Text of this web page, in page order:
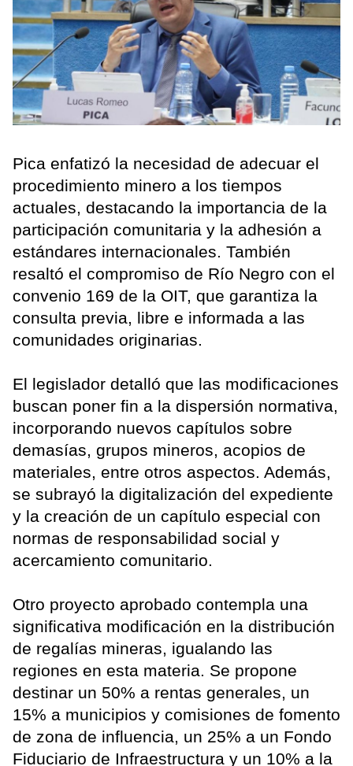
Pica enfatizó la necesidad de adecuar el
procedimiento minero a los tiempos
actuales, destacando la importancia de la
participación comunitaria y la adhesión a
estándares internacionales. También
resaltó el compromiso de Río Negro con el
convenio 169 de la OIT, que garantiza la
consulta previa, libre e informada a las
comunidades originarias.
El legislador detalló que las modificaciones
buscan poner fin a la dispersión normativa,
incorporando nuevos capítulos sobre
demasías, grupos mineros, acopios de
materiales, entre otros aspectos. Además,
se subrayó la digitalización del expediente
y la creación de un capítulo especial con
normas de responsabilidad social y
acercamiento comunitario.
Otro proyecto aprobado contempla una
significativa modificación en la distribución
de regalías mineras, igualando las
regiones en esta materia. Se propone
destinar un 50% a rentas generales, un
15% a municipios y comisiones de fomento
de zona de influencia, un 25% a un Fondo
Fiduciario de Infraestructura y un 10% a la